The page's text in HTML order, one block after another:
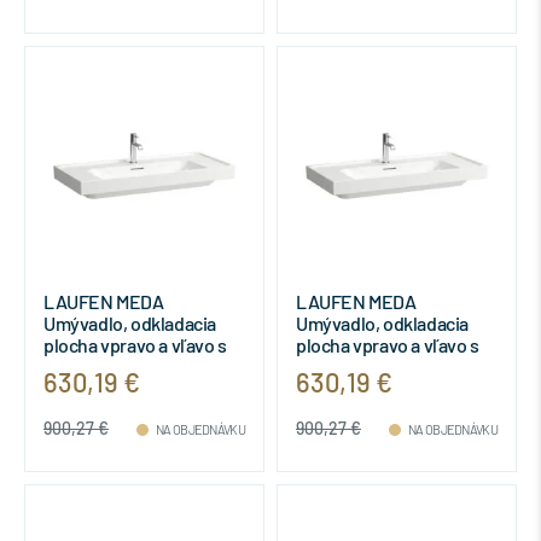
LAUFEN MEDA
Umývadlo, odkladacia
plocha vpravo a vľavo s
batériu uprostred s
mm, farba Biela LCC,
630,19 €
900,27 € NA OBJEDNÁVKU
LAUFEN MEDA
Umývadlo, odkladacia
plocha vpravo a vľavo s
s prepadom, 1000x460
H8101194001081
630,19 €
900,27 € NA OBJEDNÁVKU